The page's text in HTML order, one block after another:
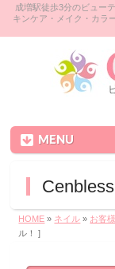
成増駅徒歩3分のビュー
キンケア・メイク・カラ
MENU
HOME » ネイル » お客
ル！ ]